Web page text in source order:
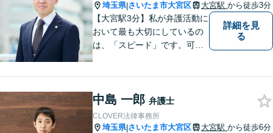
埼玉県|さいたま市大宮区 大宮駅 から徒歩3分
【大宮駅3分】私が弁護活動に
おいて最も大切にしているの
は、「スピード」です。可能
で、少しでもご依頼者様の安
心につながるように尽くして
おります。
詳細を見
る
中島 一郎 弁護士
CLOVER法律事務所
埼玉県|さいたま市大宮区 大宮駅 から徒歩6分